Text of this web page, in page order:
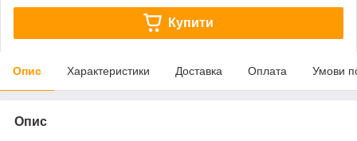
Купити
Опис Характеристики Доставка Оплата Умови
Опис